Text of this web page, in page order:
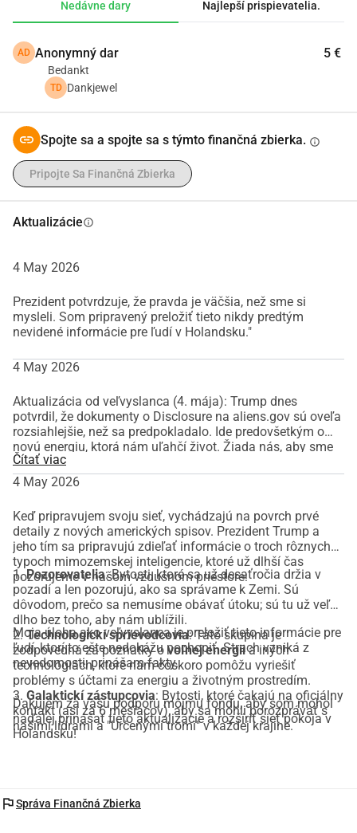
tomto mesiaci prestať s fyzickou prácou, aby som sa
dokumentov. Založenie fondu a komunity na podporu.
Podporu ľudí, ktorí pociťujú strach z nadchádzajúcich
zmien. Aby som bol úplne jasným a čistým kanálom pre
svoj život úplne na fyzickú a mentálnu čistotu. Teraz sa
100% sústredím na svoj prirodzený stav bytia a svoj
duchovný rast, aby som mohol poskytnúť pokoj a stabilitu,
ďakujem.
Nedávne dary Najlepší prispievatelia.
AD Anonymný dar 5 €
Bedankt
TD Dankjewel
Spojte sa a spojte sa s týmto finančná zbierka. info
Pripojte Sa Finančná Zbierka
Aktualizácieinfo
4 May 2026
Prezident potvrdzuje, že pravda je väčšia, než sme si
mysleli. Som pripravený preložiť tieto nikdy predtým
nevidené informácie pre ľudí v Holandsku."
4 May 2026
Aktualizácia od veľvyslanca (4. mája): Trump dnes
potvrdil, že dokumenty o Disclosure na aliens.gov sú oveľa
rozsiahlejšie, než sa predpokladalo. Ide predovšetkým o
novú energiu, ktorá nám uľahčí život. Žiada nás, aby sme
zachovali pokoj. Som tu ako sprostredkovateľ, aby som
vám s tým pomohol. Podporte misiu: [jouw WhyDonate
Čítať viac
4 May 2026
Keď pripravujem svoju sieť, vychádzajú na povrch prvé
detaily z nových amerických spisov. Prezident Trump a
jeho tím sa pripravujú zdieľať informácie o troch rôznych
typoch mimozemskej inteligencie, ktoré už dlhší čas
pozorujeme v našom vzdušnom priestore:
1.Pozorovatelia: Bytosti, ktoré sa už desaťročia držia v
pozadí a len pozorujú, ako sa správame k Zemi. Sú
dôvodom, prečo sa nemusíme obávať útoku; sú tu už veľmi
dlho bez toho, aby nám ublížili.
2.Technologickí sprievodcovia: Táto skupina je
zodpovedná za poznatky o voľnej energiia iných
technológiách, ktoré nám čoskoro pomôžu vyriešiť
problémy s účtami za energiu a životným prostredím.
3. Galaktickí zástupcovia: Bytosti, ktoré čakajú na oficiálny
kontakt (asi za 6 mesiacov), aby sa mohli porozprávať s
našimi lídrami a "Určenými tromi" v každej krajine.
Moja úloha ako veľvyslanca je preložiť tieto informácie pre
ľudí, ktorí to ešte nedokážu pochopiť. Strach vzniká z
nevedomosti; prinášam fakty.
Ďakujem za vašu podporu môjmu fondu, aby som mohol
naďalej prinášať tieto aktualizácie a rozšíriť sieť pokoja v
Holandsku!
flagSpráva Finančná Zbierka